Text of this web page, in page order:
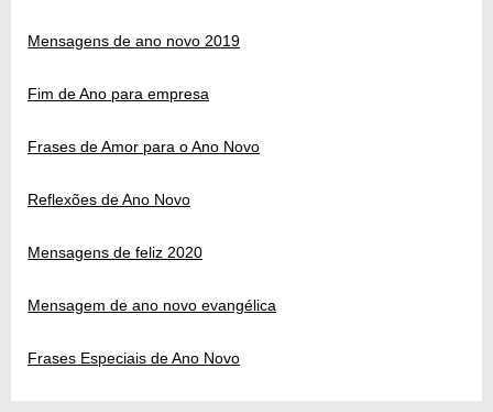
Mensagens de ano novo 2019
Fim de Ano para empresa
Frases de Amor para o Ano Novo
Reflexões de Ano Novo
Mensagens de feliz 2020
Mensagem de ano novo evangélica
Frases Especiais de Ano Novo